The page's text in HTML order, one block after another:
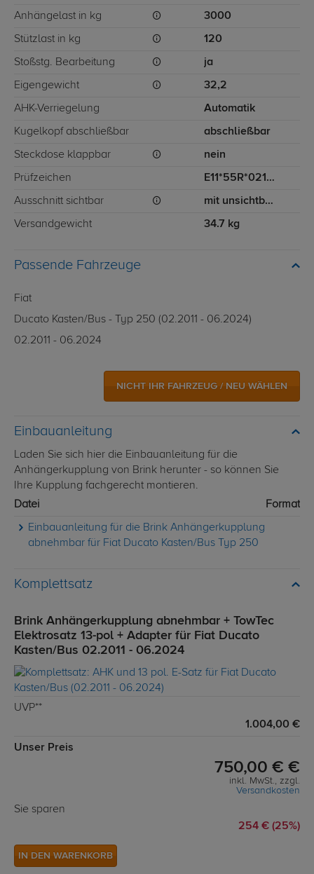
Anhängelast in kg 3000
Stützlast in kg 120
Stoßstg. Bearbeitung ja
Eigengewicht 32,2
AHK-Verriegelung Automatik
Kugelkopf abschließbar abschließbar
Steckdose klappbar nein
Prüfzeichen E11*55R*0213039
Ausschnitt sichtbar mit unsichtbarem Ausschnitt für Stoßstange
Versandgewicht 34.7 kg
Passende Fahrzeuge
Fiat
Ducato Kasten/Bus - Typ 250 (02.2011 - 06.2024)
02.2011 - 06.2024
NICHT IHR FAHRZEUG / NEU WÄHLEN
Einbauanleitung
Laden Sie sich hier die Einbauanleitung für die
Anhängerkupplung von Brink herunter - so können Sie
Ihre Kupplung fachgerecht montieren.
Datei
Format
Einbauanleitung für die Brink Anhängerkupplung
abnehmbar für Fiat Ducato Kasten/Bus Typ 250
Komplettsatz
Brink Anhängerkupplung abnehmbar + TowTec
Elektrosatz 13-pol + Adapter für Fiat Ducato
Kasten/Bus 02.2011 - 06.2024
UVP**
1.004,00 €
Unser Preis
750,00 € €
inkl. MwSt., zzgl.
Versandkosten
Sie sparen
254 € (25%)
IN DEN WARENKORB